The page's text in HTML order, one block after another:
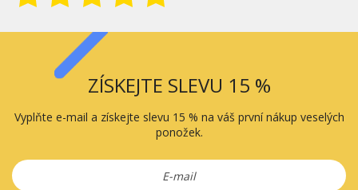
ZÍSKEJTE SLEVU 15 %
Vyplňte e-mail a získejte slevu 15 % na váš první nákup veselých
ponožek.